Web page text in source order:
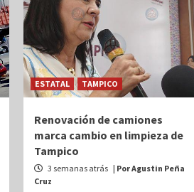
ESTATAL TAMPICO
Renovación de camiones
marca cambio en limpieza de
Tampico
3 semanas atrás | Por Agustin Peña
Cruz